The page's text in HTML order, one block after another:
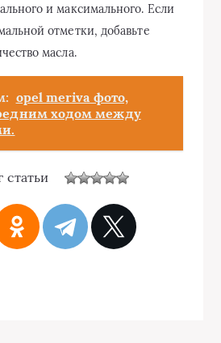
и максимального. Если
отметки, добавьте
масла.
opel meriva фото,
ходом между
статьи